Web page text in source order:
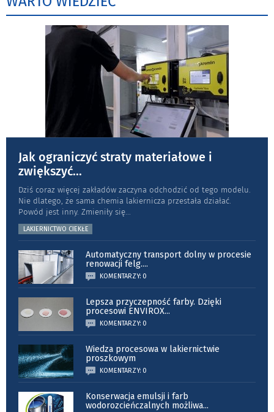
Jak ograniczyć straty materiałowe i
zwiększyć...
Dziś coraz więcej zakładów zaczyna odchodzić od tego modelu.
Nie dlatego, że sama chemia lakiernicza przestała działać.
Powód jest inny. Zmieniły się...
LAKIERNICTWO CIEKŁE
Automatyczny transport dolny w procesie
renowacji felg....
KOMENTARZY: 0
Lepsza przyczepność farby. Dzięki
procesowi ENVIROX...
KOMENTARZY: 0
Wiedza procesowa w lakiernictwie
proszkowym
KOMENTARZY: 0
Konserwacja emulsji i farb
wodorozcieńczalnych możliwa...